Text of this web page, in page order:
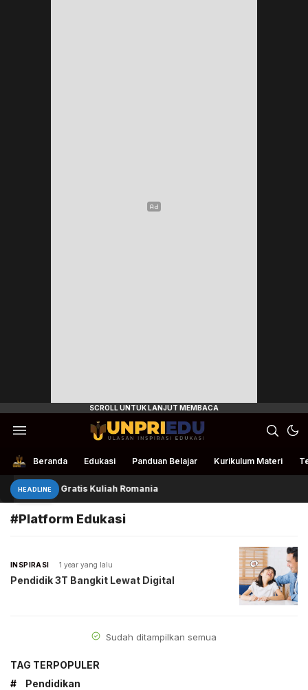
UnpriEdu
Ulasan Inspirasi Edukasi
Beranda Edukasi Panduan Belajar Kurikulum Materi
HEADLINE
4 Beasiswa Gratis Kuliah Romania
#Platform Edukasi
INSPIRASI 1 year yang lalu
Pendidik 3T Bangkit Lewat Digital
Sudah ditampilkan semua
TAG TERPOPULER
#
Pendidikan